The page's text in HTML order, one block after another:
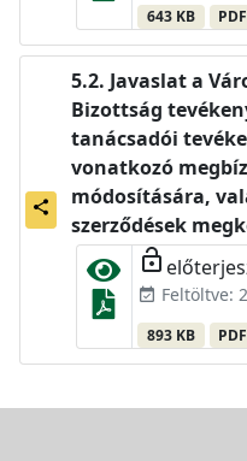
643 KB
share
Javaslat a
Bizottság
tanácsadói
vonatkozó
módosítására,
szerződések
lock_open
event_available Feltöltve:
893 KB